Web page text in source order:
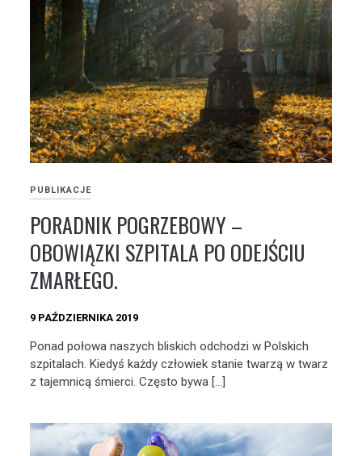
PUBLIKACJE
PORADNIK POGRZEBOWY –
OBOWIĄZKI SZPITALA PO ODEJŚCIU
ZMARŁEGO.
9 PAŹDZIERNIKA 2019
Ponad połowa naszych bliskich odchodzi w Polskich
szpitalach. Kiedyś każdy człowiek stanie twarzą w twarz
z tajemnicą śmierci. Często bywa […]